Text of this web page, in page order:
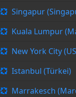
Singapur
Kuala Lumpur
New York City
Istanbul (Türkei)
Marrakesch